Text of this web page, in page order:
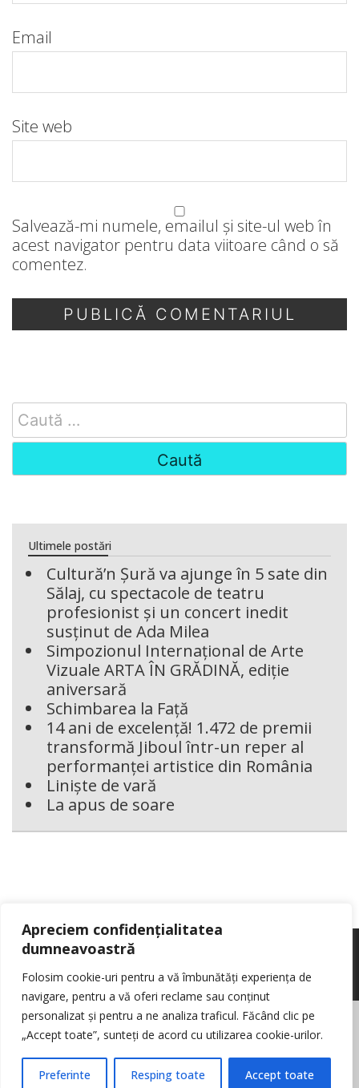
Apreciem confidențialitatea
dumneavoastră
Folosim cookie-uri pentru a vă îmbunătăți experiența de
navigare, pentru a vă oferi reclame sau conținut
personalizat și pentru a ne analiza traficul. Făcând clic pe
„Accept toate”, sunteți de acord cu utilizarea cookie-urilor.
Preferinte Resping toate Accept toate
Email
Site web
Salvează-mi numele, emailul și site-ul web în
acest navigator pentru data viitoare când o să
comentez.
Search
for:
Ultimele postări
Cultură’n Șură va ajunge în 5 sate din
Sălaj, cu spectacole de teatru
profesionist și un concert inedit
susținut de Ada Milea
Simpozionul Internațional de Arte
Vizuale ARTA ÎN GRĂDINĂ, ediție
aniversară
Schimbarea la Față
14 ani de excelență! 1.472 de premii
transformă Jiboul într-un reper al
performanței artistice din România
Liniște de vară
La apus de soare
© Reporter pur si simplu
Politica de cookie-
uri
Nota de informare cu privire la prelucrarea de date personale
Log in